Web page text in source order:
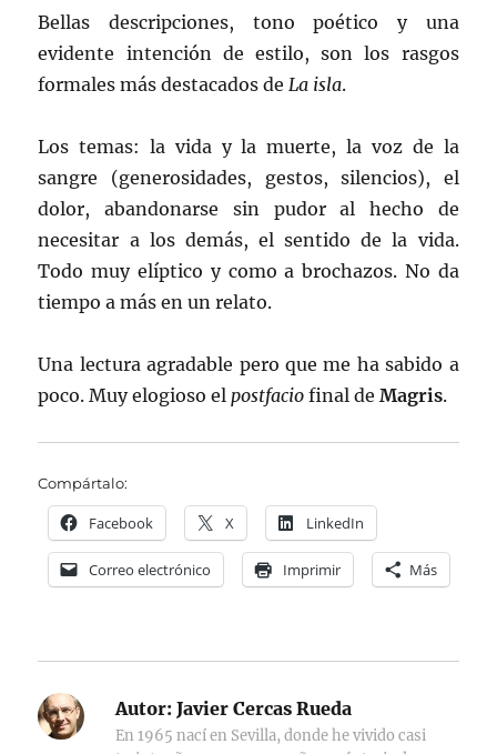
Bellas descripciones, tono poético y una
evidente intención de estilo, son los rasgos
formales más destacados deLa isla.
Los temas: la vida y la muerte, la voz de la
sangre (generosidades, gestos, silencios), el
dolor, abandonarse sin pudor al hecho de
necesitar a los demás, el sentido de la vida.
Todo muy elíptico y como a brochazos. No da
tiempo a más en un relato.
Una lectura agradable pero que me ha sabido a
poco. Muy elogioso elpostfaciofinal deMagris.
Compártalo:
Facebook X LinkedIn
Correo electrónico Imprimir Más
Autor: Javier Cercas Rueda
En 1965 nací en Sevilla, donde he vivido casi